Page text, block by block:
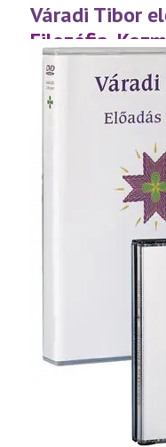
Váradi Tibor
Filozófia,
– Kozmológia